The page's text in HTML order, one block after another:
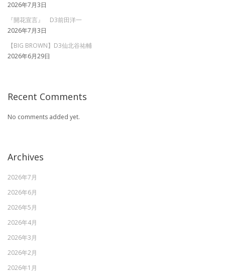
2026年7月3日
『開花宣言』 D3前田洋一
2026年7月3日
【BIG BROWN】D3仙北谷祐輔
2026年6月29日
Recent Comments
No comments added yet.
Archives
2026年7月
2026年6月
2026年5月
2026年4月
2026年3月
2026年2月
2026年1月